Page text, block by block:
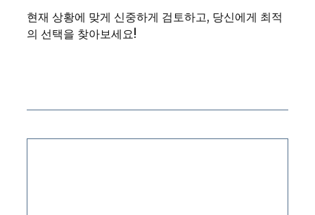
현재 상황에 맞게 신중하게 검토하고, 당신에게 최적
의 선택을 찾아보세요!